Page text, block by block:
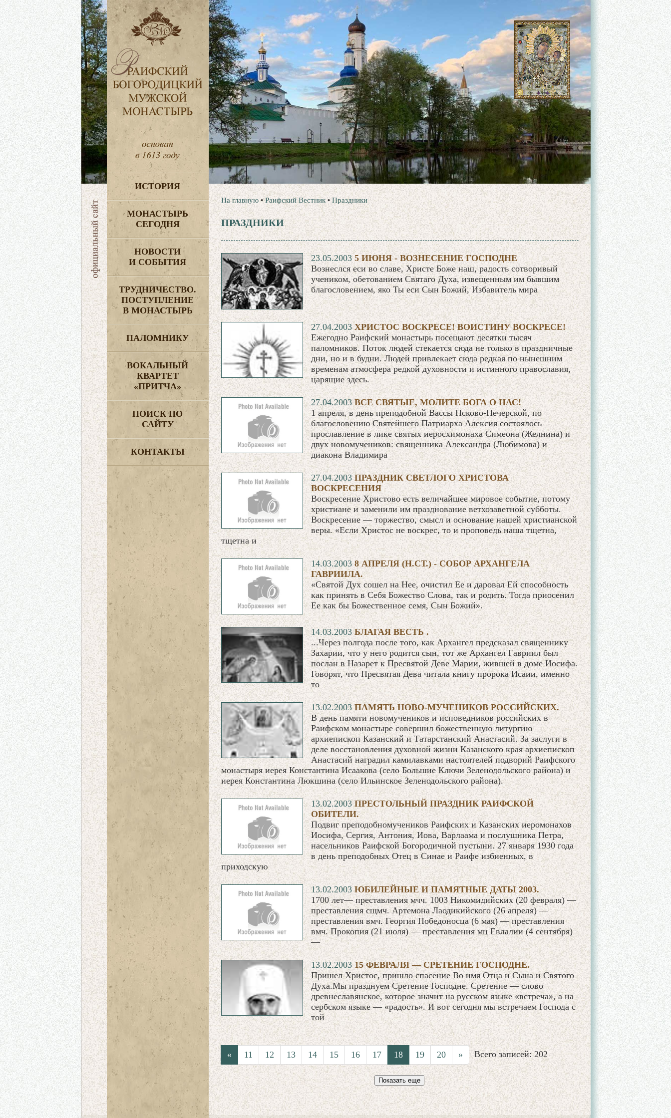
ИСТОРИЯ
МОНАСТЫРЬ
СЕГОДНЯ
НОВОСТИ
И СОБЫТИЯ
ТРУДНИЧЕСТВО.
ПОСТУПЛЕНИЕ
В МОНАСТЫРЬ
ПАЛОМНИКУ
ВОКАЛЬНЫЙ
КВАРТЕТ
«ПРИТЧА»
ПОИСК ПО
САЙТУ
КОНТАКТЫ
На главную •Раифский Вестник •Праздники
ПРАЗДНИКИ
23.05.20035 ИЮНЯ - ВОЗНЕСЕНИЕ ГОСПОДНЕ
Вознеслся еси во славе, Христе Боже наш, радость сотворивый
учеником, обетованием Святаго Духа, извещенным им бывшим
благословением, яко Ты еси Сын Божий, Избавитель мира
27.04.2003ХРИСТОС ВОСКРЕСЕ! ВОИСТИНУ ВОСКРЕСЕ!
Ежегодно Раифский монастырь посещают десятки тысяч
паломников. Поток людей стекается сюда не только в праздничные
дни, но и в будни. Людей привлекает сюда редкая по нынешним
временам атмосфера редкой духовности и истинного православия,
царящие здесь.
27.04.2003ВСЕ СВЯТЫЕ, МОЛИТЕ БОГА О НАС!
1 апреля, в день преподобной Вассы Псково-Печерской, по
благословению Святейшего Патриарха Алексия состоялось
прославление в лике святых иеросхимонаха Симеона (Желнина) и
двух новомучеников: священника Александра (Любимова) и
диакона Владимира
27.04.2003ПРАЗДНИК CВЕТЛОГО ХРИСТОВА
ВОСКРЕСЕНИЯ
Воскресение Христово есть величайшее мировое событие, потому
христиане и заменили им празднование ветхозаветной субботы.
Воскресение — торжество, смысл и основание нашей христианской
веры. «Если Христос не воскрес, то и проповедь наша тщетна,
тщетна и
14.03.20038 АПРЕЛЯ (Н.СТ.) - СОБОР АРХАНГЕЛА
ГАВРИИЛА.
«Святой Дух сошел на Нее, очистил Ее и даровал Ей способность
как принять в Себя Божество Слова, так и родить. Тогда приосенил
Ее как бы Божественное семя, Сын Божий».
14.03.2003БЛАГАЯ ВЕСТЬ .
...Через полгода после того, как Архангел предсказал священнику
Захарии, что у него родится сын, тот же Архангел Гавриил был
послан в Назарет к Пресвятой Деве Марии, жившей в доме Иосифа.
Говорят, что Пресвятая Дева читала книгу пророка Исаии, именно
то
13.02.2003ПАМЯТЬ НОВО-МУЧЕНИКОВ РОССИЙСКИХ.
В день памяти новомучеников и исповедников российских в
Раифском монастыре совершил божественную литургию
архиепископ Казанский и Татарстанский Анастасий. За заслуги в
деле восстановления духовной жизни Казанского края архиепископ
Анастасий наградил камилавками настоятелей подворий Раифского
монастыря иерея Константина Исаакова (село Большие Ключи Зеленодольского района) и
иерея Константина Люкшина (село Ильинское Зеленодольского района).
13.02.2003ПРЕСТОЛЬНЫЙ ПРАЗДНИК РАИФСКОЙ
ОБИТЕЛИ.
Подвиг преподобномучеников Раифских и Казанских иеромонахов
Иосифа, Сергия, Антония, Иова, Варлаама и послушника Петра,
насельников Раифской Богородичной пустыни. 27 января 1930 года
в день преподобных Отец в Синае и Раифе избиенных, в
приходскую
13.02.2003ЮБИЛЕЙНЫЕ И ПАМЯТНЫЕ ДАТЫ 2003.
1700 лет— преставления мчч. 1003 Никомидийских (20 февраля) —
преставления сщмч. Артемона Лаодикийского (26 апреля) —
преставления вмч. Георгия Победоносца (6 мая) — преставления
вмч. Прокопия (21 июля) — преставления мц Евлалии (4 сентября)
—
13.02.200315 ФЕВРАЛЯ — СРЕТЕНИЕ ГОСПОДНЕ.
Пришел Христос, пришло спасение Во имя Отца и Сына и Святого
Духа.Мы празднуем Сретение Господне. Сретение — слово
древнеславянское, которое значит на русском языке «встреча», а на
сербском языке — «радость». И вот сегодня мы встречаем Господа с
той
Всего записей: 202
« 11 12 13 14 15 16 17 18 19 20 »
Показать еще